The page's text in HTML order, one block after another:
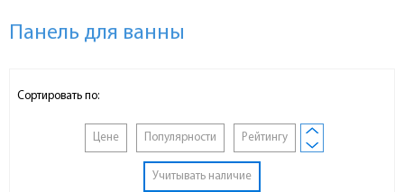
Панель для ванны
Сортировать по:
Цене Популярности Рейтингу
Учитывать наличие